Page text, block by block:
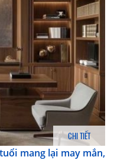
CHI TIẾT
mang lại may mắn,